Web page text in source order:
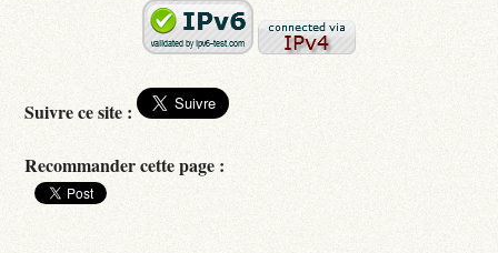
Suivre ce site :
Recommander cette page :